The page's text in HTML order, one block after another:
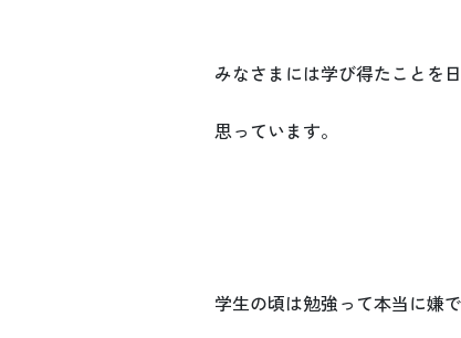
みなさまには学び得たことを
思っています。
学生の頃は勉強って本当に嫌